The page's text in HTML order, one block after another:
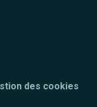
des cookies